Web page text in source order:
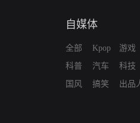
自媒体
全部
科普
国风
Kpop
汽车
搞笑
游戏
科技
出品